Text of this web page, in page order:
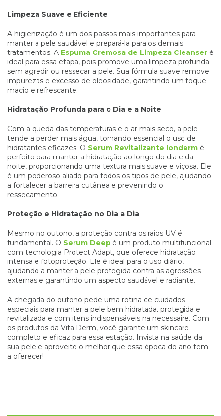
Limpeza Suave e Eficiente
A higienização é um dos passos mais importantes para
manter a pele saudável e prepará-la para os demais
tratamentos. A Espuma Cremosa de Limpeza Cleanser é
ideal para essa etapa, pois promove uma limpeza profunda
sem agredir ou ressecar a pele. Sua fórmula suave remove
impurezas e excesso de oleosidade, garantindo um toque
macio e refrescante.
Hidratação Profunda para o Dia e a Noite
Com a queda das temperaturas e o ar mais seco, a pele
tende a perder mais água, tornando essencial o uso de
hidratantes eficazes. O Serum Revitalizante Ionderm é
perfeito para manter a hidratação ao longo do dia e da
noite, proporcionando uma textura mais suave e viçosa. Ele
é um poderoso aliado para todos os tipos de pele, ajudando
a fortalecer a barreira cutânea e prevenindo o
ressecamento.
Proteção e Hidratação no Dia a Dia
Mesmo no outono, a proteção contra os raios UV é
fundamental. O Serum Deep é um produto multifuncional
com tecnologia Protect Adapt, que oferece hidratação
intensa e fotoproteção. Ele é ideal para o uso diário,
ajudando a manter a pele protegida contra as agressões
externas e garantindo um aspecto saudável e radiante.
A chegada do outono pede uma rotina de cuidados
especiais para manter a pele bem hidratada, protegida e
revitalizada e com itens indispensáveis na necessaire. Com
os produtos da Vita Derm, você garante um skincare
completo e eficaz para essa estação. Invista na saúde da
sua pele e aproveite o melhor que essa época do ano tem
a oferecer!